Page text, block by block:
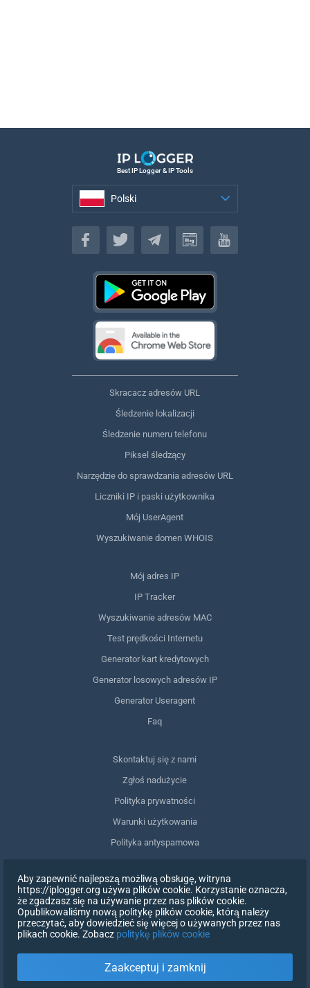
Best IP Logger & IP Tools
Polski
Polski
Skracacz adresów URL
Śledzenie lokalizacji
Śledzenie numeru telefonu
Piksel śledzący
Narzędzie do sprawdzania adresów URL
Liczniki IP i paski użytkownika
Mój UserAgent
Wyszukiwanie domen WHOIS
Mój adres IP
IP Tracker
Wyszukiwanie adresów MAC
Test prędkości Internetu
Generator kart kredytowych
Generator losowych adresów IP
Generator Useragent
Faq
Skontaktuj się z nami
Zgłoś nadużycie
Polityka prywatności
Warunki użytkowania
Polityka antyspamowa
Usuń moje dane
Wycofanie zgody
ZALOGUJ SIĘ
Aby zapewnić najlepszą możliwą obsługę, witryna
https://iplogger.org używa plików cookie. Korzystanie oznacza,
że zgadzasz się na używanie przez nas plików cookie.
Opublikowaliśmy nową politykę plików cookie, którą należy
przeczytać, aby dowiedzieć się więcej o używanych przez nas
plikach cookie. Zobacz politykę plików cookie
Zaakceptuj i zamknij